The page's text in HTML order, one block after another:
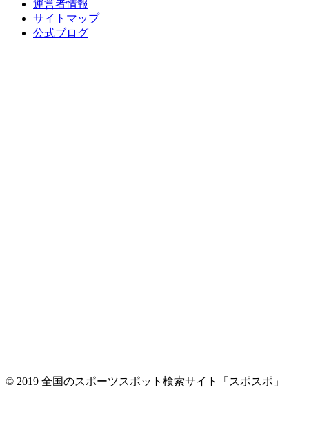
運営者情報
サイトマップ
公式ブログ
© 2019 全国のスポーツスポット検索サイト「スポスポ」